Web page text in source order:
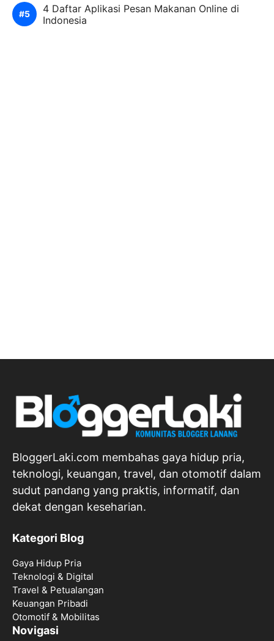
4 Daftar Aplikasi Pesan Makanan Online di
Indonesia
BloggerLaki.com membahas gaya hidup pria,
teknologi, keuangan, travel, dan otomotif dalam
sudut pandang yang praktis, informatif, dan
dekat dengan keseharian.
Kategori Blog
Gaya Hidup Pria
Teknologi & Digital
Travel & Petualangan
Keuangan Pribadi
Otomotif & Mobilitas
Novigasi